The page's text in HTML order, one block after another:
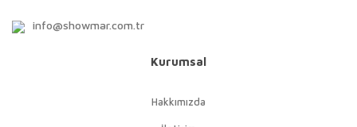
info@showmar.com.tr
Kurumsal
Hakkımızda